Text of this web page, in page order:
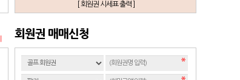
개인(분12000)
뉴스프링빌 주중개인(분3000)
뉴코리아 남자 23700
[ 회원권 시세표 출력 ]
회원권 매매신청